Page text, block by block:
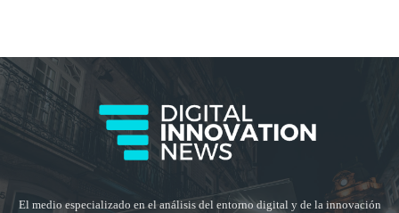
El medio especializado en el análisis del entorno digital y de la innovación